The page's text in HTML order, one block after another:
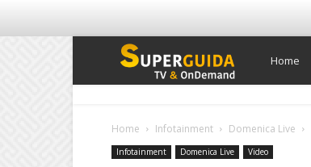
Super
TV
Home
Home Infotainment Domenica Live
Infotainment Domenica Live Video